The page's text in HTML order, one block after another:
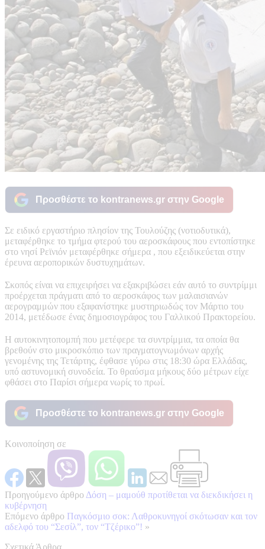
Προσθέστε το kontranews.gr στην Google
Σε ειδικό εργαστήριο πλησίον της Τουλούζης (νοτιοδυτικά),
μεταφέρθηκε τo τμήμα φτερού του αεροσκάφους που εντοπίστηκε
στο νησί Ρεϊνιόν μεταφέρθηκε σήμερα , που εξειδικεύεται στην
έρευνα αεροπορικών δυστυχημάτων.
Σκοπός είναι να επιχειρήσει να εξακριβώσει εάν αυτό το συντρίμμι
προέρχεται πράγματι από το αεροσκάφος των μαλαισιανών
αερογραμμών που εξαφανίστηκε μυστηριωδώς τον Μάρτιο του
2014, μετέδωσε ένας δημοσιογράφος του Γαλλικού Πρακτορείου.
Η αυτοκινητοπομπή που μετέφερε τα συντρίμμια, τα οποία θα
βρεθούν στο μικροσκόπιο των πραγματογνωμόνων αρχής
γενομένης της Τετάρτης, έφθασε γύρω στις 18:30 ώρα Ελλάδας,
υπό αστυνομική συνοδεία. Το θραύσμα μήκους δύο μέτρων είχε
φθάσει στο Παρίσι σήμερα νωρίς το πρωί.
Προσθέστε το kontranews.gr στην Google
Κοινοποίηση σε
Προηγούμενο άρθρο Δόση – μαμούθ προτίθεται να διεκδικήσει η
κυβέρνηση
Επόμενο άρθρο Παγκόσμιο σοκ: Λαθροκυνηγοί σκότωσαν και τον
αδελφό του “Σεσίλ”, τον “Τζέρικο”! »
Σχετικά Άρθρα